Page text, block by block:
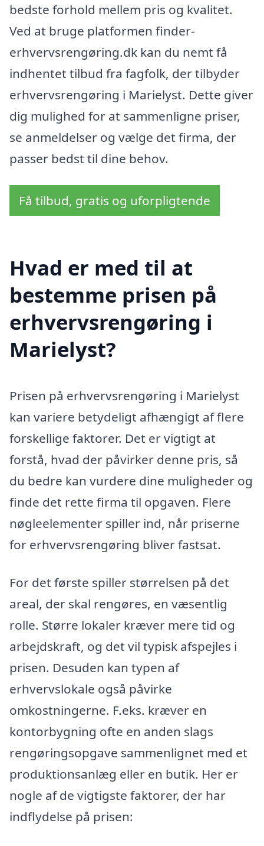
bedste forhold mellem pris og kvalitet.
Ved at bruge platformen finder-
erhvervsrengøring.dk kan du nemt få
indhentet tilbud fra fagfolk, der tilbyder
erhvervsrengøring i Marielyst. Dette giver
dig mulighed for at sammenligne priser,
se anmeldelser og vælge det firma, der
passer bedst til dine behov.
Få tilbud, gratis og uforpligtende
Hvad er med til at
bestemme prisen på
erhvervsrengøring i
Marielyst?
Prisen på erhvervsrengøring i Marielyst
kan variere betydeligt afhængigt af flere
forskellige faktorer. Det er vigtigt at
forstå, hvad der påvirker denne pris, så
du bedre kan vurdere dine muligheder og
finde det rette firma til opgaven. Flere
nøgleelementer spiller ind, når priserne
for erhvervsrengøring bliver fastsat.
For det første spiller størrelsen på det
areal, der skal rengøres, en væsentlig
rolle. Større lokaler kræver mere tid og
arbejdskraft, og det vil typisk afspejles i
prisen. Desuden kan typen af
erhvervslokale også påvirke
omkostningerne. F.eks. kræver en
kontorbygning ofte en anden slags
rengøringsopgave sammenlignet med et
produktionsanlæg eller en butik. Her er
nogle af de vigtigste faktorer, der har
indflydelse på prisen: